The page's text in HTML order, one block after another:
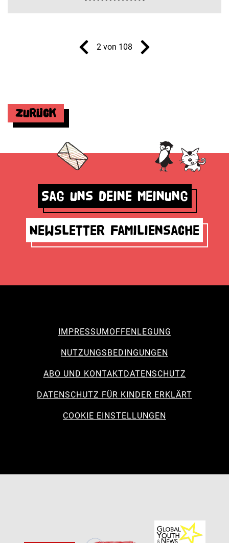
2 von 108
Zurück
Sag uns deine Meinung
Newsletter Familiensache
IMPRESSUMOFFENLEGUNG
NUTZUNGSBEDINGUNGEN
ABO UND KONTAKTDATENSCHUTZ
DATENSCHUTZ FÜR KINDER ERKLÄRT
COOKIE EINSTELLUNGEN